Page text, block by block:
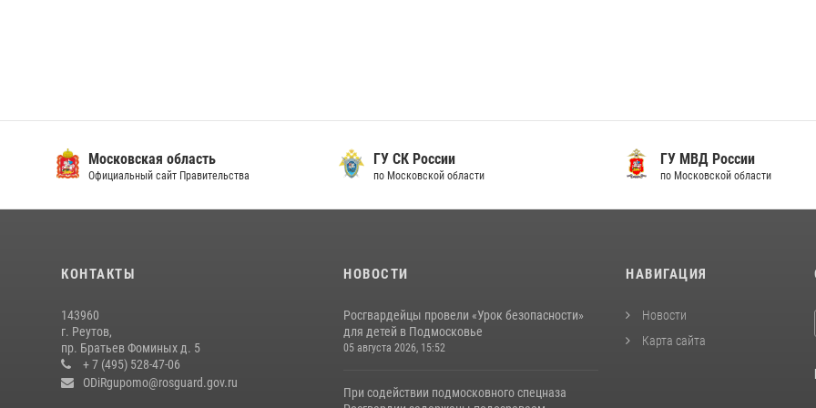
Московская область
Официальный сайт Правительства
ГУ СК России
по Московской области
ГУ МВД России
по Московской области
КОНТАКТЫ
143960
г. Реутов,
пр. Братьев Фоминых д. 5
+ 7 (495) 528-47-06
ODiRgupomo@rosguard.gov.ru
НОВОСТИ
Росгвардейцы провели «Урок безопасности»
для детей в Подмосковье
05 августа 2026, 15:52
При содействии подмосковного спецназа
НАВИГАЦИЯ
Новости
Карта сайта